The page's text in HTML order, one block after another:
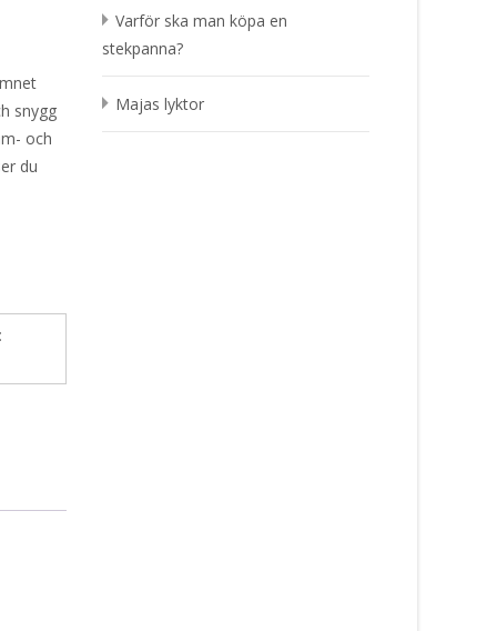
snygg
och
du
Varför ska man köpa en
stekpanna?
Majas lyktor